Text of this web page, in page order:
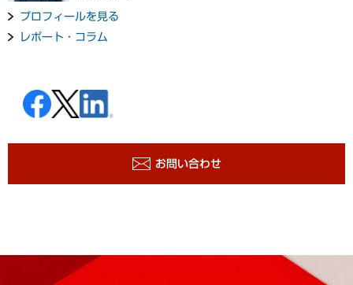
プロフィールを見る
レポート・コラム
お問い合わせ